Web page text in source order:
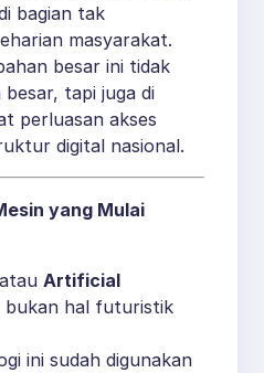
bagian tak
masyarakat.
besar ini tidak
tapi juga di
perluasan akses
digital nasional.
yang Mulai
Artificial
bukan hal futuristik
ini sudah digunakan